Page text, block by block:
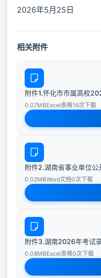
2026年5月25日
相关附件
附件1.怀化市市属高校
0.07MBExcel表格16次下载
附件2.湖南省事业单位
0.02MBWord文档0次下载
附件3.湖南2026年考试
0.08MBExcel表格0次下载